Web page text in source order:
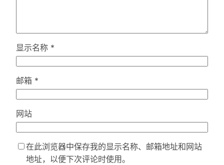
显示名称 *
邮箱 *
网站
在此浏览器中保存我的显示名称、邮箱地址和网站
地址，以便下次评论时使用。